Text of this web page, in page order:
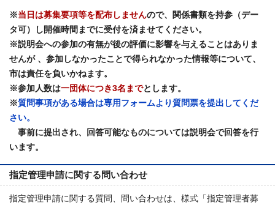
※当日は募集要項等を配布しませんので、関係書類を持参（デー
タ可）し開催時間までに受付を済ませてください。
※説明会への参加の有無が後の評価に影響を与えることはありま
せんが 、参加しなかったことで得られなかった情報等について、
市は責任を負いかねます。
※参加人数は一団体につき3名までとします。
※質問事項がある場合は専用フォームより質問票を提出してくだ
さい。
事前に提出され、回答可能なものについては説明会で回答を行
います。
指定管理申請に関する問い合わせ
指定管理申請に関する質問、問い合わせは、様式「指定管理者募